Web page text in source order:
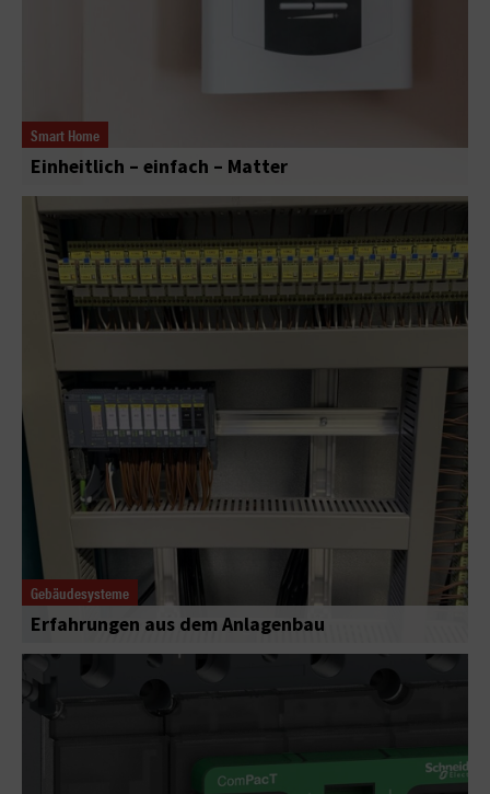
Smart Home
Einheitlich – einfach – Matter
Gebäudesysteme
Erfahrungen aus dem Anlagenbau